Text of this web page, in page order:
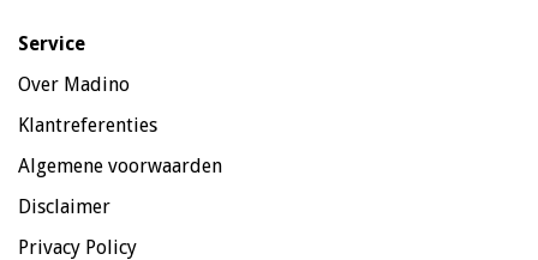
Service
Over Madino
Klantreferenties
Algemene voorwaarden
Disclaimer
Privacy Policy